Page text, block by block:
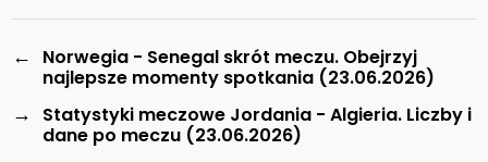
←
Norwegia - Senegal skrót meczu. Obejrzyj
najlepsze momenty spotkania (23.06.2026)
→
Statystyki meczowe Jordania - Algieria. Liczby i
dane po meczu (23.06.2026)